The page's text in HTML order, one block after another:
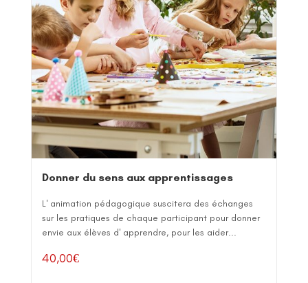
Donner du sens aux apprentissages
L' animation pédagogique suscitera des échanges
sur les pratiques de chaque participant pour donner
envie aux élèves d' apprendre, pour les aider...
40,00€